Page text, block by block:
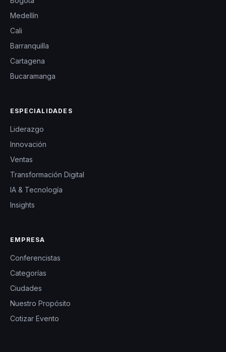
Medellín
Cali
Barranquilla
Cartagena
Bucaramanga
ESPECIALIDADES
Liderazgo
Innovación
Ventas
Transformación Digital
IA & Tecnología
Insights
EMPRESA
Conferencistas
Categorías
Ciudades
Nuestro Propósito
Cotizar Evento